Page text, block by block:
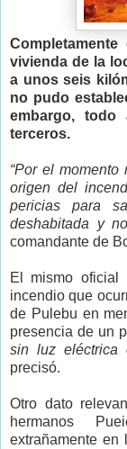
vivienda de la
a unos seis
no pudo
embargo,
terceros.
“Por el
origen del
pericias para
deshabitada y
comandante de
El mismo oficial
incendio que
de Pulebu en
presencia de un
sin luz eléctrica
precisó.
Otro dato
hermanos
extrañamente